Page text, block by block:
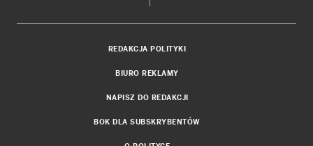
REDAKCJA POLITYKI
BIURO REKLAMY
NAPISZ DO REDAKCJI
BOK DLA SUBSKRYBENTÓW